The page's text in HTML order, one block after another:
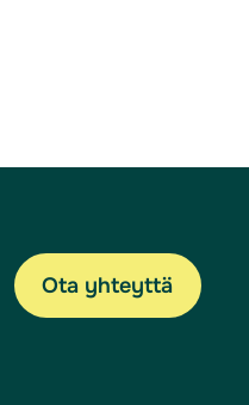
Ota yhteyttä